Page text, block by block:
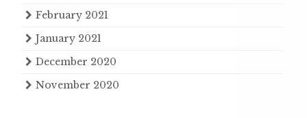
February 2021
January 2021
December 2020
November 2020